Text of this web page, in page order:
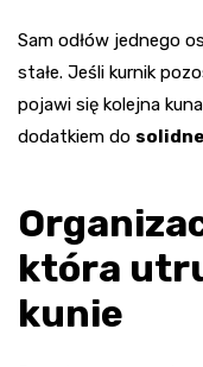
Sam odłów jednego
stałe. Jeśli kurnik
pojawi się kolejna
dodatkiem do
która
kunie